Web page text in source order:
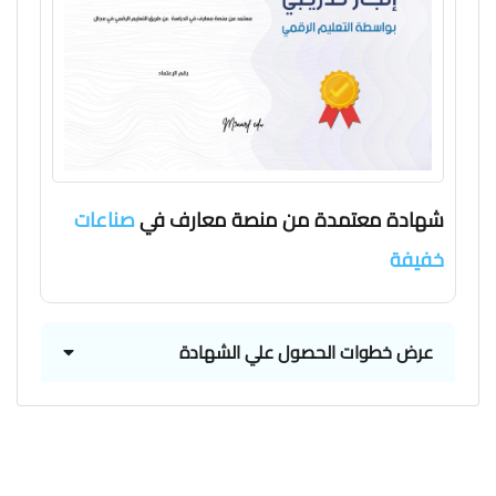
شهادة معتمدة من منصة معارف فيصناعات
خفيفة
عرض خطوات الحصول علي الشهادة